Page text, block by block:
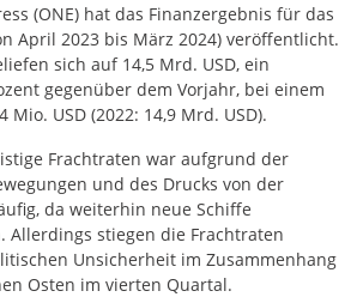
(ONE) hat das Finanzergebnis für das
April 2023 bis März 2024) veröffentlicht.
sich auf 14,5 Mrd. USD, ein
gegenüber dem Vorjahr, bei einem
USD (2022: 14,9 Mrd. USD).
Frachtraten war aufgrund der
und des Drucks von der
da weiterhin neue Schiffe
Allerdings stiegen die Frachtraten
Unsicherheit im Zusammenhang
Osten im vierten Quartal.